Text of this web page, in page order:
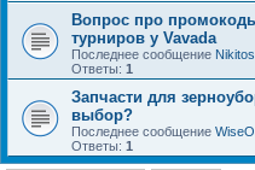
Вопрос про
турниров у Vavada
Последнее сообщение Nikitos
Ответы: 1
Запчасти для
выбор?
Последнее сообщение
Ответы: 1